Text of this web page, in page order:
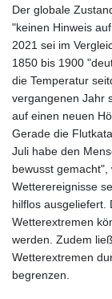
Der globale
"keinen Hinweis
2021 sei im
1850 bis 1900
die Temperatur
vergangenen Jahr
auf einen neuen
Gerade die
Juli habe den
bewusst
Wetterereignisse
hilflos ausgeliefert.
Wetterextremen
werden. Zudem
Wetterextremen
begrenzen.